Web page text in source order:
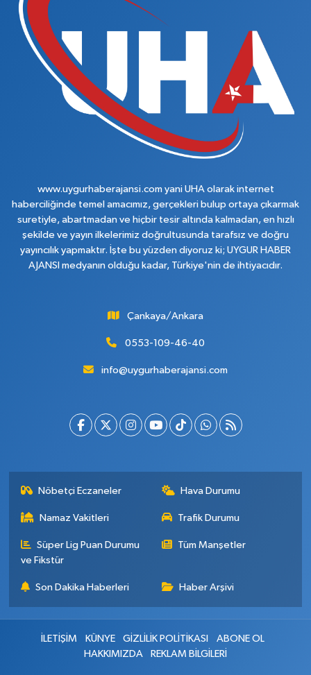
www.uygurhaberajansi.com yani UHA olarak internet
haberciliğinde temel amacımız, gerçekleri bulup ortaya çıkarmak
suretiyle, abartmadan ve hiçbir tesir altında kalmadan, en hızlı
şekilde ve yayın ilkelerimiz doğrultusunda tarafsız ve doğru
yayıncılık yapmaktır. İşte bu yüzden diyoruz ki; UYGUR HABER
AJANSI medyanın olduğu kadar, Türkiye'nin de ihtiyacıdır.
Çankaya/Ankara
0553-109-46-40
info@uygurhaberajansi.com
Nöbetçi Eczaneler Hava Durumu
Namaz Vakitleri Trafik Durumu
Süper Lig Puan Durumu
ve Fikstür
Tüm Manşetler
Son Dakika Haberleri Haber Arşivi
İLETİŞİM KÜNYE GİZLİLİK POLİTİKASI
ABONE OL
HAKKIMIZDA
REKLAM BİLGİLERİ